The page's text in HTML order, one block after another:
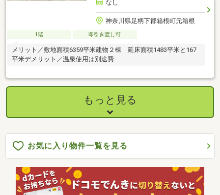
なし
神奈川県足柄下郡箱根町元箱根
1階 即引き渡し可
メリット／敷地面積6359平米建物２棟 延床面積1483平米と167
平米デメリット／温泉使用は別途費
もっと見る
お気に入り物件一覧を見る